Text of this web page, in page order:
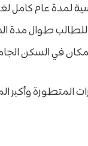
لمدة عام كامل
طوال مدة
في السكن
المتطورة وأكبر